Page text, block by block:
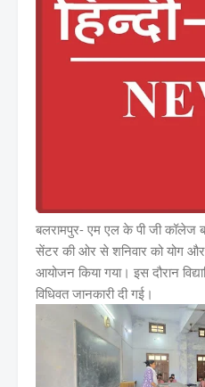
बलरामपुर- एम एल के पी जी कॉलेज
सेंटर की ओर से शनिवार को योग और
आयोजन किया गया। इस दौरान
विधिवत जानकारी दी गई।